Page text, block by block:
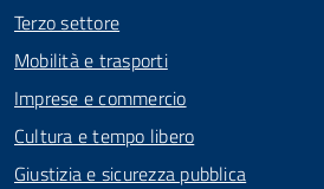
Terzo settore
Mobilità e trasporti
Imprese e commercio
Cultura e tempo libero
Giustizia e sicurezza pubblica